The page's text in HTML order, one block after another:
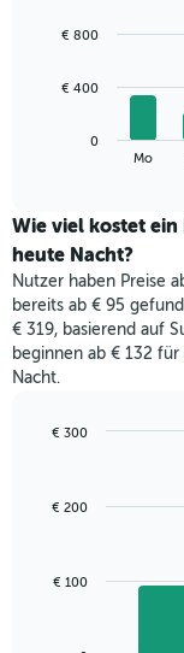
die
Monate
hat
1
Y-
Achse,
die
den
Zimmerpreis
with
bars.
folgende
den
Preis
eines
Zimmers
für
den
jeweiligen
Das
X-
die
Mo
0
€ 400
€ 800
Wie viel kostet
heute Nacht?
Nutzer haben Preise
bereits ab € 95
€ 319, basierend auf
beginnen ab € 132
Nacht.
Das
€ 100
€ 200
€ 300